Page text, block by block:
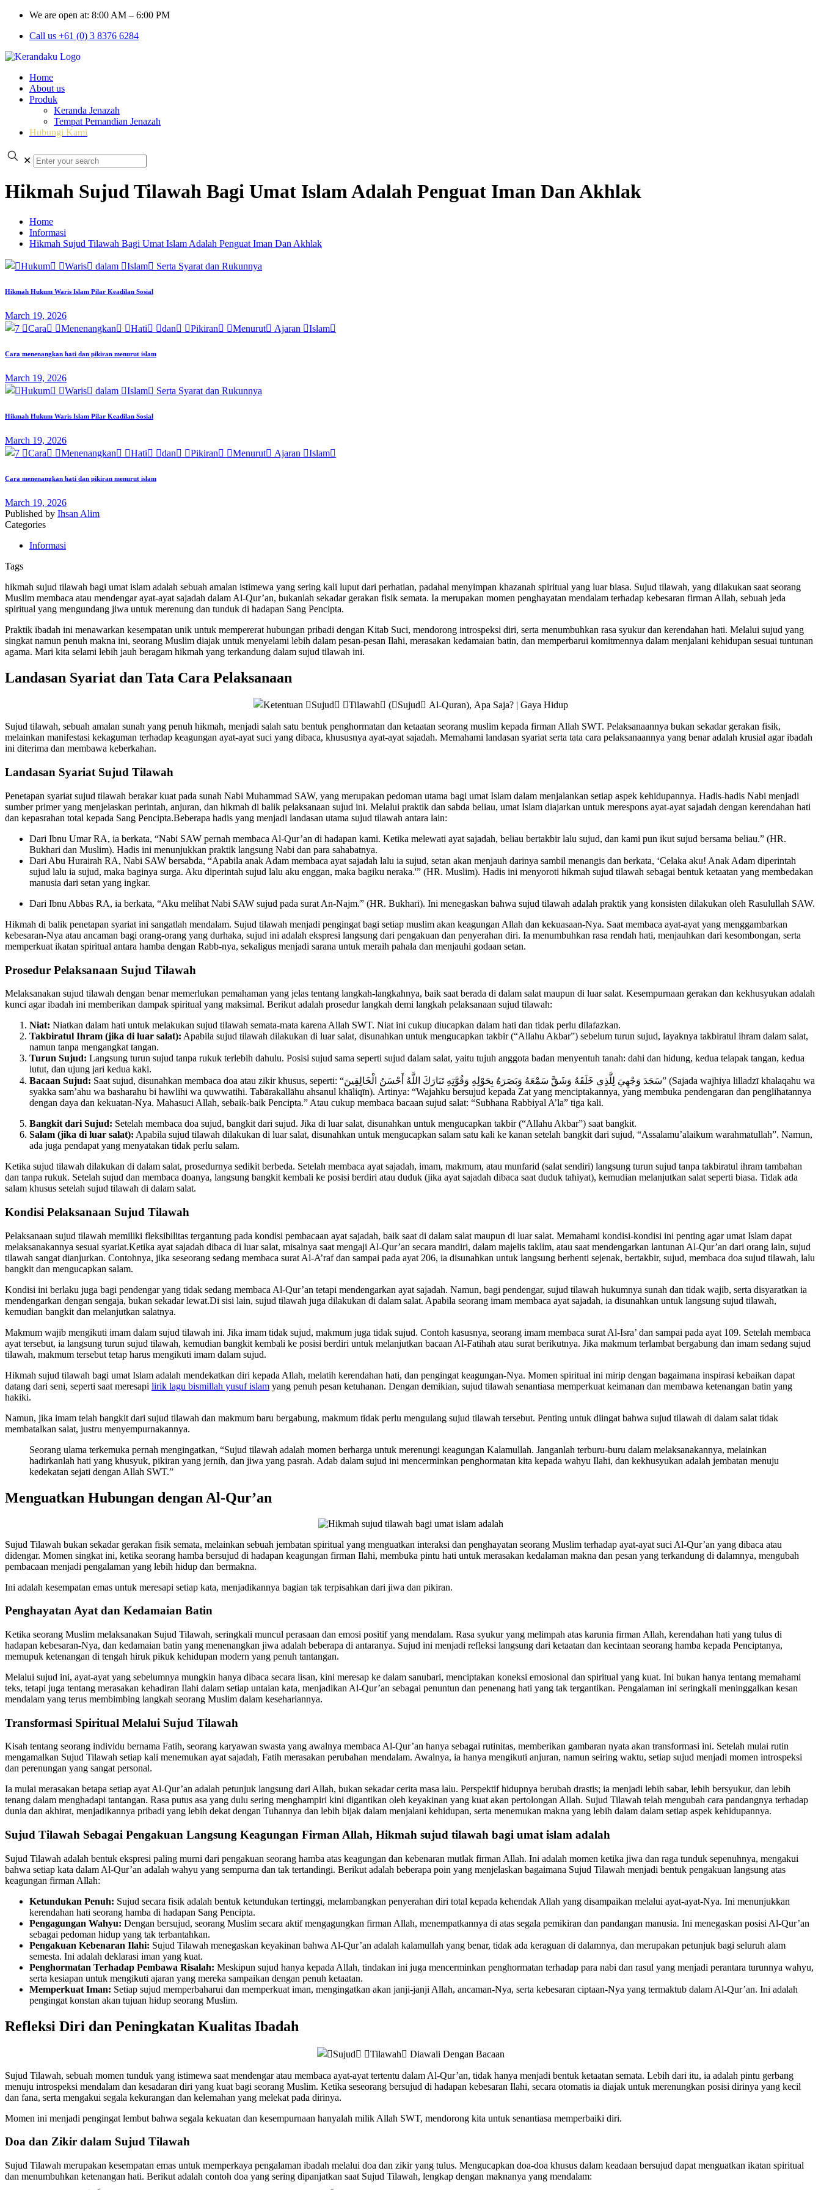
We are open at: 8:00 AM – 6:00 PM
Call us +61 (0) 3 8376 6284
Home
About us
Produk
Keranda Jenazah
Tempat Pemandian Jenazah
Hubungi Kami
✕
Hikmah Sujud Tilawah Bagi Umat Islam Adalah Penguat Iman Dan Akhlak
Home
Informasi
Hikmah Sujud Tilawah Bagi Umat Islam Adalah Penguat Iman Dan Akhlak
Hikmah Hukum Waris Islam Pilar Keadilan Sosial
March 19, 2026
Cara menenangkan hati dan pikiran menurut islam
March 19, 2026
Hikmah Hukum Waris Islam Pilar Keadilan Sosial
March 19, 2026
Cara menenangkan hati dan pikiran menurut islam
March 19, 2026
Published by Ihsan Alim
Categories
Informasi
Tags
hikmah sujud tilawah bagi umat islam adalah sebuah amalan istimewa yang sering kali luput dari perhatian, padahal menyimpan khazanah spiritual yang luar biasa. Sujud tilawah, yang dilakukan saat seorang
Muslim membaca atau mendengar ayat-ayat sajadah dalam Al-Qur’an, bukanlah sekadar gerakan fisik semata. Ia merupakan momen penghayatan mendalam terhadap kebesaran firman Allah, sebuah jeda
spiritual yang mengundang jiwa untuk merenung dan tunduk di hadapan Sang Pencipta.
Praktik ibadah ini menawarkan kesempatan unik untuk mempererat hubungan pribadi dengan Kitab Suci, mendorong introspeksi diri, serta menumbuhkan rasa syukur dan kerendahan hati. Melalui sujud yang
singkat namun penuh makna ini, seorang Muslim diajak untuk menyelami lebih dalam pesan-pesan Ilahi, merasakan kedamaian batin, dan memperbarui komitmennya dalam menjalani kehidupan sesuai tuntunan
agama. Mari kita selami lebih jauh beragam hikmah yang terkandung dalam sujud tilawah ini.
Landasan Syariat dan Tata Cara Pelaksanaan
Sujud tilawah, sebuah amalan sunah yang penuh hikmah, menjadi salah satu bentuk penghormatan dan ketaatan seorang muslim kepada firman Allah SWT. Pelaksanaannya bukan sekadar gerakan fisik,
melainkan manifestasi kekaguman terhadap keagungan ayat-ayat suci yang dibaca, khususnya ayat-ayat sajadah. Memahami landasan syariat serta tata cara pelaksanaannya yang benar adalah krusial agar ibadah
ini diterima dan membawa keberkahan.
Landasan Syariat Sujud Tilawah
Penetapan syariat sujud tilawah berakar kuat pada sunah Nabi Muhammad SAW, yang merupakan pedoman utama bagi umat Islam dalam menjalankan setiap aspek kehidupannya. Hadis-hadis Nabi menjadi
sumber primer yang menjelaskan perintah, anjuran, dan hikmah di balik pelaksanaan sujud ini. Melalui praktik dan sabda beliau, umat Islam diajarkan untuk merespons ayat-ayat sajadah dengan kerendahan hati
dan kepasrahan total kepada Sang Pencipta.Beberapa hadis yang menjadi landasan utama sujud tilawah antara lain:
Dari Ibnu Umar RA, ia berkata, “Nabi SAW pernah membaca Al-Qur’an di hadapan kami. Ketika melewati ayat sajadah, beliau bertakbir lalu sujud, dan kami pun ikut sujud bersama beliau.” (HR.
Bukhari dan Muslim). Hadis ini menunjukkan praktik langsung Nabi dan para sahabatnya.
Dari Abu Hurairah RA, Nabi SAW bersabda, “Apabila anak Adam membaca ayat sajadah lalu ia sujud, setan akan menjauh darinya sambil menangis dan berkata, ‘Celaka aku! Anak Adam diperintah
sujud lalu ia sujud, maka baginya surga. Aku diperintah sujud lalu aku enggan, maka bagiku neraka.'” (HR. Muslim). Hadis ini menyoroti hikmah sujud tilawah sebagai bentuk ketaatan yang membedakan
manusia dari setan yang ingkar.
Dari Ibnu Abbas RA, ia berkata, “Aku melihat Nabi SAW sujud pada surat An-Najm.” (HR. Bukhari). Ini menegaskan bahwa sujud tilawah adalah praktik yang konsisten dilakukan oleh Rasulullah SAW.
Hikmah di balik penetapan syariat ini sangatlah mendalam. Sujud tilawah menjadi pengingat bagi setiap muslim akan keagungan Allah dan kekuasaan-Nya. Saat membaca ayat-ayat yang menggambarkan
kebesaran-Nya atau ancaman bagi orang-orang yang durhaka, sujud ini adalah ekspresi langsung dari pengakuan dan penyerahan diri. Ia menumbuhkan rasa rendah hati, menjauhkan dari kesombongan, serta
memperkuat ikatan spiritual antara hamba dengan Rabb-nya, sekaligus menjadi sarana untuk meraih pahala dan menjauhi godaan setan.
Prosedur Pelaksanaan Sujud Tilawah
Melaksanakan sujud tilawah dengan benar memerlukan pemahaman yang jelas tentang langkah-langkahnya, baik saat berada di dalam salat maupun di luar salat. Kesempurnaan gerakan dan kekhusyukan adalah
kunci agar ibadah ini memberikan dampak spiritual yang maksimal. Berikut adalah prosedur langkah demi langkah pelaksanaan sujud tilawah:
Niat: Niatkan dalam hati untuk melakukan sujud tilawah semata-mata karena Allah SWT. Niat ini cukup diucapkan dalam hati dan tidak perlu dilafazkan.
Takbiratul Ihram (jika di luar salat): Apabila sujud tilawah dilakukan di luar salat, disunahkan untuk mengucapkan takbir (“Allahu Akbar”) sebelum turun sujud, layaknya takbiratul ihram dalam salat,
namun tanpa mengangkat tangan.
Turun Sujud: Langsung turun sujud tanpa rukuk terlebih dahulu. Posisi sujud sama seperti sujud dalam salat, yaitu tujuh anggota badan menyentuh tanah: dahi dan hidung, kedua telapak tangan, kedua
lutut, dan ujung jari kedua kaki.
Bacaan Sujud: Saat sujud, disunahkan membaca doa atau zikir khusus, seperti: “سَجَدَ وَجْهِيَ لِلَّذِي خَلَقَهُ وَشَقَّ سَمْعَهُ وَبَصَرَهُ بِحَوْلِهِ وَقُوَّتِهِ تَبَارَكَ اللَّهُ أَحْسَنُ الْخَالِقِينَ” (Sajada wajhiya lilladzī khalaqahu wa
syakka sam’ahu wa basharahu bi hawlihi wa quwwatihi. Tabārakallāhu ahsanul khāliqīn). Artinya: “Wajahku bersujud kepada Zat yang menciptakannya, yang membuka pendengaran dan penglihatannya
dengan daya dan kekuatan-Nya. Mahasuci Allah, sebaik-baik Pencipta.” Atau cukup membaca bacaan sujud salat: “Subhana Rabbiyal A’la” tiga kali.
Bangkit dari Sujud: Setelah membaca doa sujud, bangkit dari sujud. Jika di luar salat, disunahkan untuk mengucapkan takbir (“Allahu Akbar”) saat bangkit.
Salam (jika di luar salat): Apabila sujud tilawah dilakukan di luar salat, disunahkan untuk mengucapkan salam satu kali ke kanan setelah bangkit dari sujud, “Assalamu’alaikum warahmatullah”. Namun,
ada juga pendapat yang menyatakan tidak perlu salam.
Ketika sujud tilawah dilakukan di dalam salat, prosedurnya sedikit berbeda. Setelah membaca ayat sajadah, imam, makmum, atau munfarid (salat sendiri) langsung turun sujud tanpa takbiratul ihram tambahan
dan tanpa rukuk. Setelah sujud dan membaca doanya, langsung bangkit kembali ke posisi berdiri atau duduk (jika ayat sajadah dibaca saat duduk tahiyat), kemudian melanjutkan salat seperti biasa. Tidak ada
salam khusus setelah sujud tilawah di dalam salat.
Kondisi Pelaksanaan Sujud Tilawah
Pelaksanaan sujud tilawah memiliki fleksibilitas tergantung pada kondisi pembacaan ayat sajadah, baik saat di dalam salat maupun di luar salat. Memahami kondisi-kondisi ini penting agar umat Islam dapat
melaksanakannya sesuai syariat.Ketika ayat sajadah dibaca di luar salat, misalnya saat mengaji Al-Qur’an secara mandiri, dalam majelis taklim, atau saat mendengarkan lantunan Al-Qur’an dari orang lain, sujud
tilawah sangat dianjurkan. Contohnya, jika seseorang sedang membaca surat Al-A’raf dan sampai pada ayat 206, ia disunahkan untuk langsung berhenti sejenak, bertakbir, sujud, membaca doa sujud tilawah, lalu
bangkit dan mengucapkan salam.
Kondisi ini berlaku juga bagi pendengar yang tidak sedang membaca Al-Qur’an tetapi mendengarkan ayat sajadah. Namun, bagi pendengar, sujud tilawah hukumnya sunah dan tidak wajib, serta disyaratkan ia
mendengarkan dengan sengaja, bukan sekadar lewat.Di sisi lain, sujud tilawah juga dilakukan di dalam salat. Apabila seorang imam membaca ayat sajadah, ia disunahkan untuk langsung sujud tilawah,
kemudian bangkit dan melanjutkan salatnya.
Makmum wajib mengikuti imam dalam sujud tilawah ini. Jika imam tidak sujud, makmum juga tidak sujud. Contoh kasusnya, seorang imam membaca surat Al-Isra’ dan sampai pada ayat 109. Setelah membaca
ayat tersebut, ia langsung turun sujud tilawah, kemudian bangkit kembali ke posisi berdiri untuk melanjutkan bacaan Al-Fatihah atau surat berikutnya. Jika makmum terlambat bergabung dan imam sedang sujud
tilawah, makmum tersebut tetap harus mengikuti imam dalam sujud.
Hikmah sujud tilawah bagi umat Islam adalah mendekatkan diri kepada Allah, melatih kerendahan hati, dan pengingat keagungan-Nya. Momen spiritual ini mirip dengan bagaimana inspirasi kebaikan dapat
datang dari seni, seperti saat meresapi lirik lagu bismillah yusuf islam yang penuh pesan ketuhanan. Dengan demikian, sujud tilawah senantiasa memperkuat keimanan dan membawa ketenangan batin yang
hakiki.
Namun, jika imam telah bangkit dari sujud tilawah dan makmum baru bergabung, makmum tidak perlu mengulang sujud tilawah tersebut. Penting untuk diingat bahwa sujud tilawah di dalam salat tidak
membatalkan salat, justru menyempurnakannya.
Seorang ulama terkemuka pernah mengingatkan, “Sujud tilawah adalah momen berharga untuk merenungi keagungan Kalamullah. Janganlah terburu-buru dalam melaksanakannya, melainkan
hadirkanlah hati yang khusyuk, pikiran yang jernih, dan jiwa yang pasrah. Adab dalam sujud ini mencerminkan penghormatan kita kepada wahyu Ilahi, dan kekhusyukan adalah jembatan menuju
kedekatan sejati dengan Allah SWT.”
Menguatkan Hubungan dengan Al-Qur’an
Sujud Tilawah bukan sekadar gerakan fisik semata, melainkan sebuah jembatan spiritual yang menguatkan interaksi dan penghayatan seorang Muslim terhadap ayat-ayat suci Al-Qur’an yang dibaca atau
didengar. Momen singkat ini, ketika seorang hamba bersujud di hadapan keagungan firman Ilahi, membuka pintu hati untuk merasakan kedalaman makna dan pesan yang terkandung di dalamnya, mengubah
pembacaan menjadi pengalaman yang lebih hidup dan bermakna.
Ini adalah kesempatan emas untuk meresapi setiap kata, menjadikannya bagian tak terpisahkan dari jiwa dan pikiran.
Penghayatan Ayat dan Kedamaian Batin
Ketika seorang Muslim melaksanakan Sujud Tilawah, seringkali muncul perasaan dan emosi positif yang mendalam. Rasa syukur yang melimpah atas karunia firman Allah, kerendahan hati yang tulus di
hadapan kebesaran-Nya, dan kedamaian batin yang menenangkan jiwa adalah beberapa di antaranya. Sujud ini menjadi refleksi langsung dari ketaatan dan kecintaan seorang hamba kepada Penciptanya,
memupuk ketenangan di tengah hiruk pikuk kehidupan modern yang penuh tantangan.
Melalui sujud ini, ayat-ayat yang sebelumnya mungkin hanya dibaca secara lisan, kini meresap ke dalam sanubari, menciptakan koneksi emosional dan spiritual yang kuat. Ini bukan hanya tentang memahami
teks, tetapi juga tentang merasakan kehadiran Ilahi dalam setiap untaian kata, menjadikan Al-Qur’an sebagai penuntun dan penenang hati yang tak tergantikan. Pengalaman ini seringkali meninggalkan kesan
mendalam yang terus membimbing langkah seorang Muslim dalam kesehariannya.
Transformasi Spiritual Melalui Sujud Tilawah
Kisah tentang seorang individu bernama Fatih, seorang karyawan swasta yang awalnya membaca Al-Qur’an hanya sebagai rutinitas, memberikan gambaran nyata akan transformasi ini. Setelah mulai rutin
mengamalkan Sujud Tilawah setiap kali menemukan ayat sajadah, Fatih merasakan perubahan mendalam. Awalnya, ia hanya mengikuti anjuran, namun seiring waktu, setiap sujud menjadi momen introspeksi
dan perenungan yang sangat personal.
Ia mulai merasakan betapa setiap ayat Al-Qur’an adalah petunjuk langsung dari Allah, bukan sekadar cerita masa lalu. Perspektif hidupnya berubah drastis; ia menjadi lebih sabar, lebih bersyukur, dan lebih
tenang dalam menghadapi tantangan. Rasa putus asa yang dulu sering menghampiri kini digantikan oleh keyakinan yang kuat akan pertolongan Allah. Sujud Tilawah telah mengubah cara pandangnya terhadap
dunia dan akhirat, menjadikannya pribadi yang lebih dekat dengan Tuhannya dan lebih bijak dalam menjalani kehidupan, serta menemukan makna yang lebih dalam dalam setiap aspek kehidupannya.
Sujud Tilawah Sebagai Pengakuan Langsung Keagungan Firman Allah, Hikmah sujud tilawah bagi umat islam adalah
Sujud Tilawah adalah bentuk ekspresi paling murni dari pengakuan seorang hamba atas keagungan dan kebenaran mutlak firman Allah. Ini adalah momen ketika jiwa dan raga tunduk sepenuhnya, mengakui
bahwa setiap kata dalam Al-Qur’an adalah wahyu yang sempurna dan tak tertandingi. Berikut adalah beberapa poin yang menjelaskan bagaimana Sujud Tilawah menjadi bentuk pengakuan langsung atas
keagungan firman Allah:
Ketundukan Penuh: Sujud secara fisik adalah bentuk ketundukan tertinggi, melambangkan penyerahan diri total kepada kehendak Allah yang disampaikan melalui ayat-ayat-Nya. Ini menunjukkan
kerendahan hati seorang hamba di hadapan Sang Pencipta.
Pengagungan Wahyu: Dengan bersujud, seorang Muslim secara aktif mengagungkan firman Allah, menempatkannya di atas segala pemikiran dan pandangan manusia. Ini menegaskan posisi Al-Qur’an
sebagai pedoman hidup yang tak terbantahkan.
Pengakuan Kebenaran Ilahi: Sujud Tilawah menegaskan keyakinan bahwa Al-Qur’an adalah kalamullah yang benar, tidak ada keraguan di dalamnya, dan merupakan petunjuk bagi seluruh alam
semesta. Ini adalah deklarasi iman yang kuat.
Penghormatan Terhadap Pembawa Risalah: Meskipun sujud hanya kepada Allah, tindakan ini juga mencerminkan penghormatan terhadap para nabi dan rasul yang menjadi perantara turunnya wahyu,
serta kesiapan untuk mengikuti ajaran yang mereka sampaikan dengan penuh ketaatan.
Memperkuat Iman: Setiap sujud memperbaharui dan memperkuat iman, mengingatkan akan janji-janji Allah, ancaman-Nya, serta kebesaran ciptaan-Nya yang termaktub dalam Al-Qur’an. Ini adalah
pengingat konstan akan tujuan hidup seorang Muslim.
Refleksi Diri dan Peningkatan Kualitas Ibadah
Sujud Tilawah, sebuah momen tunduk yang istimewa saat mendengar atau membaca ayat-ayat tertentu dalam Al-Qur’an, tidak hanya menjadi bentuk ketaatan semata. Lebih dari itu, ia adalah pintu gerbang
menuju introspeksi mendalam dan kesadaran diri yang kuat bagi seorang Muslim. Ketika seseorang bersujud di hadapan kebesaran Ilahi, secara otomatis ia diajak untuk merenungkan posisi dirinya yang kecil
dan fana, serta mengakui segala kekurangan dan kelemahan yang melekat pada dirinya.
Momen ini menjadi pengingat lembut bahwa segala kekuatan dan kesempurnaan hanyalah milik Allah SWT, mendorong kita untuk senantiasa memperbaiki diri.
Doa dan Zikir dalam Sujud Tilawah
Sujud Tilawah merupakan kesempatan emas untuk memperkaya pengalaman ibadah melalui doa dan zikir yang tulus. Mengucapkan doa-doa khusus dalam keadaan bersujud dapat menguatkan ikatan spiritual
dan menumbuhkan ketenangan hati. Berikut adalah contoh doa yang sering dipanjatkan saat Sujud Tilawah, lengkap dengan maknanya yang mendalam: